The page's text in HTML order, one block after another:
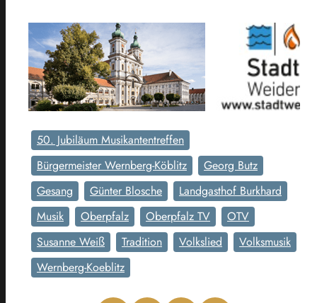
50. Jubiläum Musikantentreffen
Bürgermeister Wernberg-Köblitz
Georg Butz
Gesang
Günter Blosche
Landgasthof Burkhard
Musik
Oberpfalz Oberpfalz TV
OTV
Susanne Weiß
Tradition Volkslied
Volksmusik
Wernberg-Koeblitz